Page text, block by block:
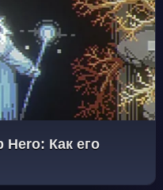
Как его